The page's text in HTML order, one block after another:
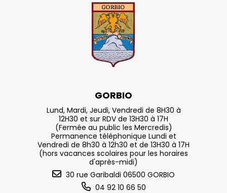
GORBIO
Lund, Mardi, Jeudi, Vendredi de 8H30 à
12H30 et sur RDV de 13H30 à 17H
(Fermée au public les Mercredis)
Permanence téléphonique Lundi et
Vendredi de 8h30 à 12h30 et de 13H30 à 17H
(hors vacances scolaires pour les horaires
d'après-midi)
30 rue Garibaldi 06500 GORBIO
04 92 10 66 50